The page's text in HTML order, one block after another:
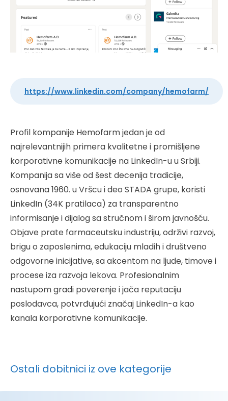
https://www.linkedin.com/company/hemofarm/
Profil kompanije Hemofarm jedan je od
najrelevantnijih primera kvalitetne i promišljene
korporativne komunikacije na LinkedIn-u u Srbiji.
Kompanija sa više od šest decenija tradicije,
osnovana 1960. u Vršcu i deo STADA grupe, koristi
LinkedIn (34K pratilaca) za transparentno
informisanje i dijalog sa stručnom i širom javnošću.
Objave prate farmaceutsku industriju, održivi razvoj,
brigu o zaposlenima, edukaciju mladih i društveno
odgovorne inicijative, sa akcentom na ljude, timove i
procese iza razvoja lekova. Profesionalnim
nastupom gradi poverenje i jača reputaciju
poslodavca, potvrđujući značaj LinkedIn-a kao
kanala korporativne komunikacije.
Ostali dobitnici iz ove kategorije